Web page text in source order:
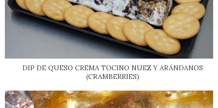
DIP DE QUESO CREMA TOCINO NUEZ Y ARÁNDANOS
(CRAMBERRIES)